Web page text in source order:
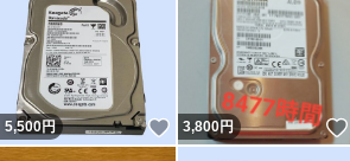
5,500円 いいね！
3,800円